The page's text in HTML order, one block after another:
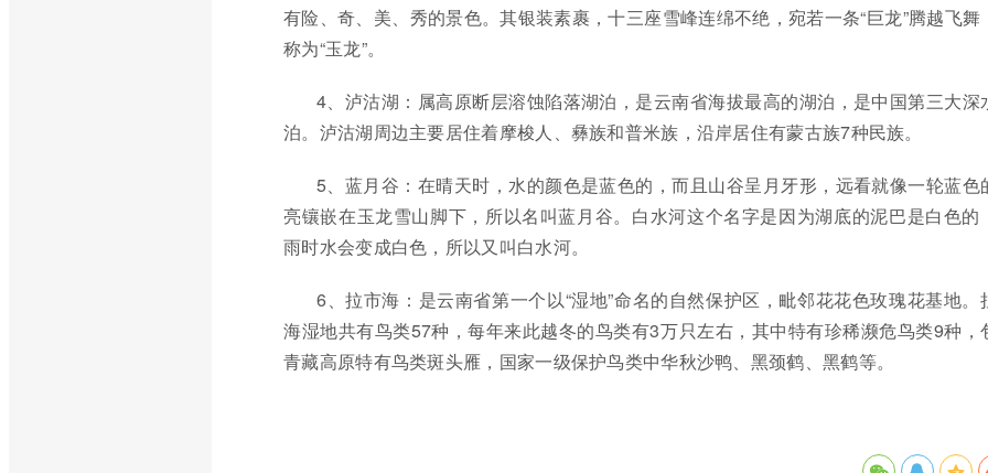
有险、奇、美、秀的景色。其银装素裹，十三座雪峰连绵不绝，宛若一条“巨龙”腾越飞舞
称为“玉龙”。
4、泸沽湖：属高原断层溶蚀陷落湖泊，是云南省海拔最高的湖泊，是中国第三大深
泊。泸沽湖周边主要居住着摩梭人、彝族和普米族，沿岸居住有蒙古族7种民族。
5、蓝月谷：在晴天时，水的颜色是蓝色的，而且山谷呈月牙形，远看就像一轮蓝色
亮镶嵌在玉龙雪山脚下，所以名叫蓝月谷。白水河这个名字是因为湖底的泥巴是白色的
雨时水会变成白色，所以又叫白水河。
6、拉市海：是云南省第一个以“湿地”命名的自然保护区，毗邻花花色玫瑰花基地。
海湿地共有鸟类57种，每年来此越冬的鸟类有3万只左右，其中特有珍稀濒危鸟类9种，
青藏高原特有鸟类斑头雁，国家一级保护鸟类中华秋沙鸭、黑颈鹤、黑鹤等。